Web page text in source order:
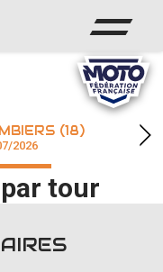
(18)
2026
tour